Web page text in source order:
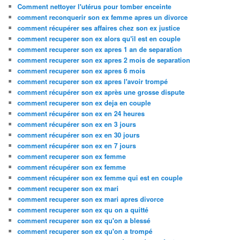
Comment nettoyer l'utérus pour tomber enceinte
comment reconquerir son ex femme apres un divorce
comment récupérer ses affaires chez son ex justice
comment recuperer son ex alors qu'il est en couple
comment recuperer son ex apres 1 an de separation
comment recuperer son ex apres 2 mois de separation
comment recuperer son ex apres 6 mois
comment recuperer son ex apres l'avoir trompé
comment récupérer son ex après une grosse dispute
comment recuperer son ex deja en couple
comment récupérer son ex en 24 heures
comment récupérer son ex en 3 jours
comment récupérer son ex en 30 jours
comment récupérer son ex en 7 jours
comment recuperer son ex femme
comment récupérer son ex femme
comment récupérer son ex femme qui est en couple
comment recuperer son ex mari
comment recuperer son ex mari apres divorce
comment recuperer son ex qu on a quitté
comment recuperer son ex qu'on a blessé
comment recuperer son ex qu'on a trompé